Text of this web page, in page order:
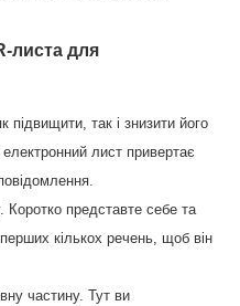
листа для
так і знизити його
лист привертає
Коротко представте себе та
кількох речень, щоб він
частину. Тут ви